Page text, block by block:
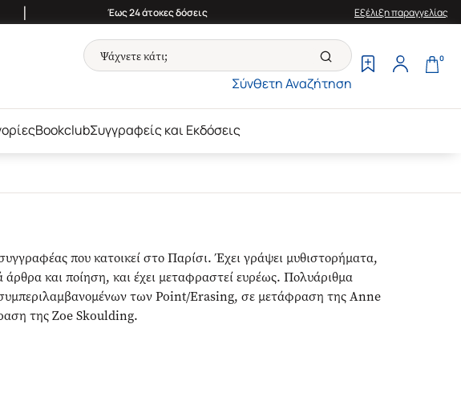
| Έως 24 άτοκες δόσεις Εξέλιξη παραγγελίας
Σύνθετη Αναζήτηση
0
BookclubΣυγγραφείς και Εκδόσεις
που κατοικεί στο Παρίσι. Έχει γράψει μυθιστορήματα,
άρθρα και ποίηση, και έχει μεταφραστεί ευρέως. Πολυάριθμα
των Point/Erasing, σε μετάφραση της Anne
της Zoe Skoulding.